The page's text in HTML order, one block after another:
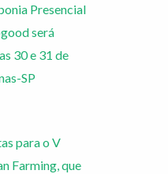
Presencial
será
30 e 31 de
SP
para o V
Farming, que